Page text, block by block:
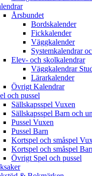
Årsbundet
Bordskalender
Fickkalender
Väggkalender
Systemkalendrar
Elev- och skolkalendrar
Väggkalendrar
Lärarkalender
Övrigt Kalendrar
och pussel
Sällskapsspel Vuxen
Sällskapsspel Barn och
Pussel Vuxen
Pussel Barn
Kortspel och småspel
Kortspel och småspel
Övrigt Spel och pussel